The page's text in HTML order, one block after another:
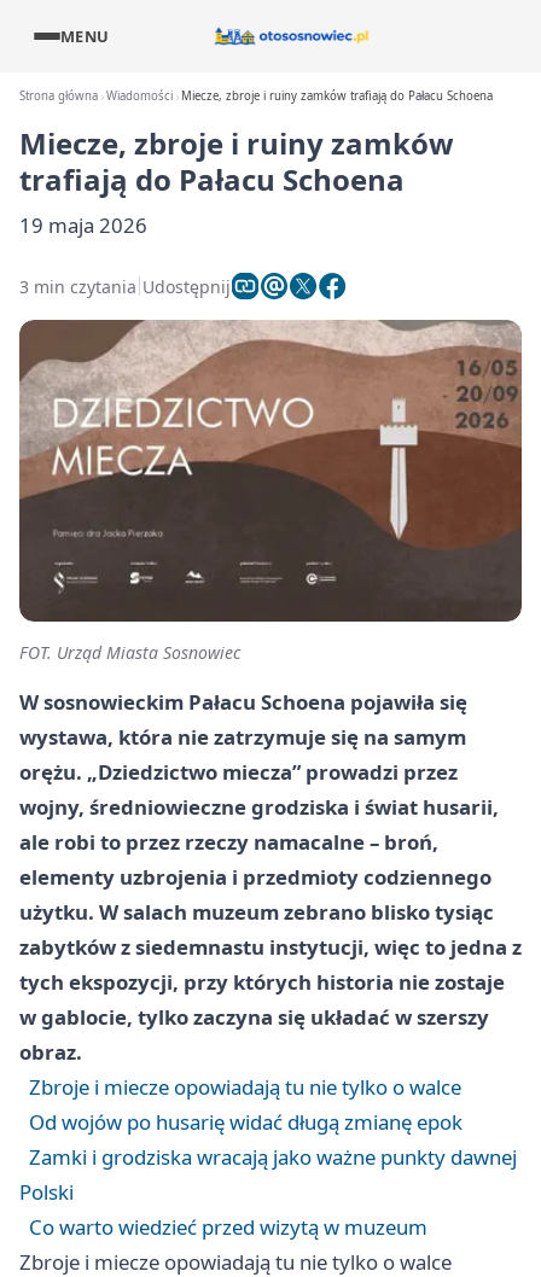
MENU
Strona główna Wiadomości Miecze, zbroje i ruiny zamków trafiają do Pałacu Schoena
Miecze, zbroje i ruiny zamków
trafiają do Pałacu Schoena
19 maja 2026
3 min czytania Udostępnij
FOT. Urząd Miasta Sosnowiec
W sosnowieckim Pałacu Schoena pojawiła się
wystawa, która nie zatrzymuje się na samym
orężu. „Dziedzictwo miecza” prowadzi przez
wojny, średniowieczne grodziska i świat husarii,
ale robi to przez rzeczy namacalne – broń,
elementy uzbrojenia i przedmioty codziennego
użytku. W salach muzeum zebrano blisko tysiąc
zabytków z siedemnastu instytucji, więc to jedna z
tych ekspozycji, przy których historia nie zostaje
w gablocie, tylko zaczyna się układać w szerszy
obraz.
Zbroje i miecze opowiadają tu nie tylko o walce
Od wojów po husarię widać długą zmianę epok
Zamki i grodziska wracają jako ważne punkty dawnej
Polski
Co warto wiedzieć przed wizytą w muzeum
Zbroje i miecze opowiadają tu nie tylko o walce